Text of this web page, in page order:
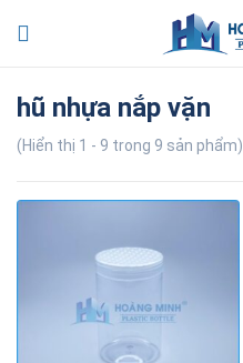
hũ nhựa nắp vặn
(Hiển thị 1 - 9 trong 9 sản phẩm)